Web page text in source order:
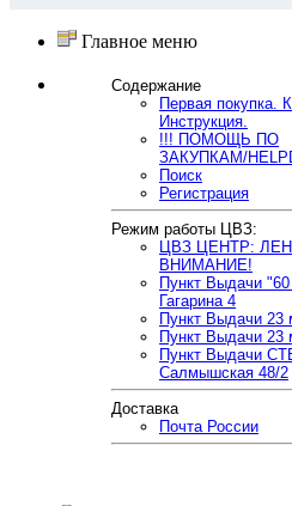
Главное меню
Содержание
Первая покупка.
Инструкция.
!!! ПОМОЩЬ ПО
ЗАКУПКАМ/
Поиск
Регистрация
Режим работы ЦВЗ:
ЦВЗ ЦЕНТР:
ВНИМАНИЕ!
Пункт Выдачи
Гагарина 4
Пункт Выдачи 23
Пункт Выдачи 23
Пункт Выдачи
Салмышская 48/2
Доставка
Почта России